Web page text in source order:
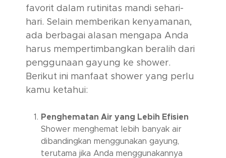
favorit dalam rutinitas mandi sehari-
hari. Selain memberikan kenyamanan,
ada berbagai alasan mengapa Anda
harus mempertimbangkan beralih dari
penggunaan gayung ke shower.
Berikut ini manfaat shower yang perlu
kamu ketahui:
Penghematan Air yang Lebih Efisien
Shower menghemat lebih banyak air
dibandingkan menggunakan gayung,
terutama jika Anda menggunakannya